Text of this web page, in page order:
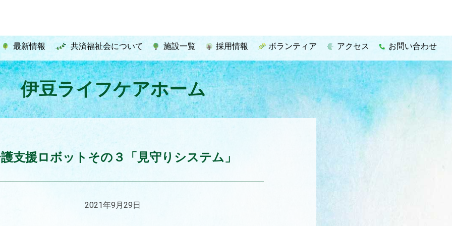
最新情報 共済福祉会について 施設一覧 採用情報 ボランティア アクセス お問い合わせ
伊豆ライフケアホーム
支援ロボットその３「見守りシステム」
2021年9月29日